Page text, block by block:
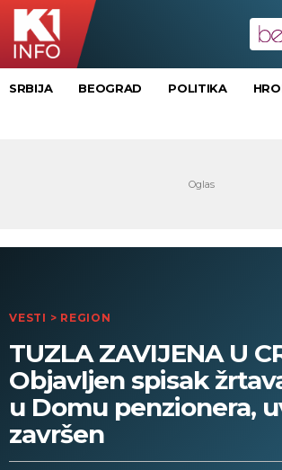
SRBIJA BEOGRAD POLITIKA
VESTI > REGION
TUZLA ZAVIJENA U
Objavljen spisak
u Domu penzionera,
završen